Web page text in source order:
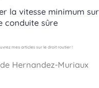
la vitesse minimum
conduite sûre
mes articles sur le droit routier !
Hernandez-Muriaux